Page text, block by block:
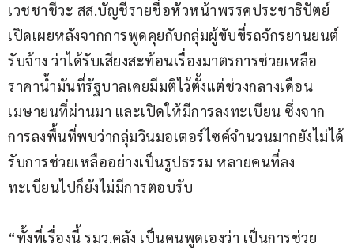
เวชชาชีวะ สส.บัญชีรายชื่อหัวหน้าพรรคประชาธิปัตย์
เปิดเผยหลังจากการพูดคุยกับกลุ่มผู้ขับขี่รถจักรยานยนต์
รับจ้าง ว่าได้รับเสียงสะท้อนเรื่องมาตรการช่วยเหลือ
ราคาน้ำมันที่รัฐบาลเคยมีมติไว้ตั้งแต่ช่วงกลางเดือน
เมษายนที่ผ่านมา และเปิดให้มีการลงทะเบียน ซึ่งจาก
การลงพื้นที่พบว่ากลุ่มวินมอเตอร์ไซค์จำนวนมากยังไม่ได้
รับการช่วยเหลืออย่างเป็นรูปธรรม หลายคนที่ลง
ทะเบียนไปก็ยังไม่มีการตอบรับ
“ทั้งที่เรื่องนี้ รมว.คลัง เป็นคนพูดเองว่า เป็นการช่วย